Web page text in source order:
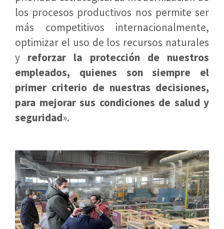
los procesos productivos nos permite ser
más competitivos internacionalmente,
optimizar el uso de los recursos naturales
y reforzar la protección de nuestros
empleados, quienes son siempre el
primer criterio de nuestras decisiones,
para mejorar sus condiciones de salud y
seguridad».